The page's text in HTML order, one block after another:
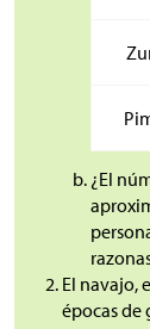
¿El
El navajo,
épocas de